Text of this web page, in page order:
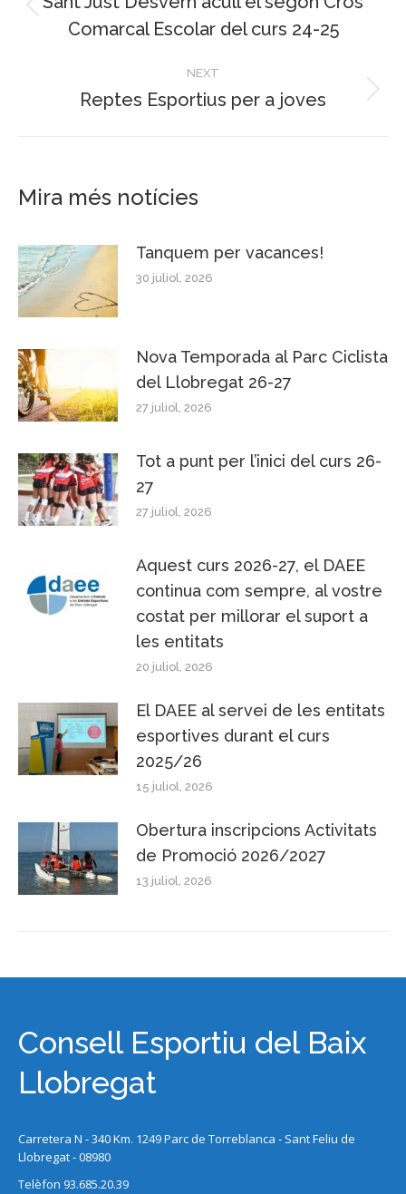
post:
Comarcal Escolar del curs 24-25
NEXT
Next
Reptes Esportius per a joves
Mira més notícies
Tanquem per vacances!
30 juliol, 2026
Nova Temporada al Parc Ciclista
del Llobregat 26-27
27 juliol, 2026
Tot a punt per l’inici del curs 26-
27
27 juliol, 2026
Aquest curs 2026-27, el DAEE
continua com sempre, al vostre
costat per millorar el suport a
les entitats
20 juliol, 2026
El DAEE al servei de les entitats
esportives durant el curs
2025/26
15 juliol, 2026
Obertura inscripcions Activitats
de Promoció 2026/2027
13 juliol, 2026
Consell Esportiu del Baix
Llobregat
Carretera N - 340 Km. 1249 Parc de Torreblanca - Sant Feliu de
Llobregat - 08980
Telèfon 93.685.20.39